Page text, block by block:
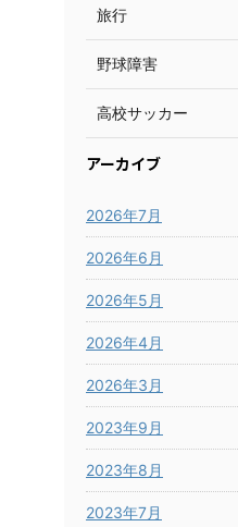
旅行
野球障害
高校サッカー
アーカイブ
2026年7月
2026年6月
2026年5月
2026年4月
2026年3月
2023年9月
2023年8月
2023年7月